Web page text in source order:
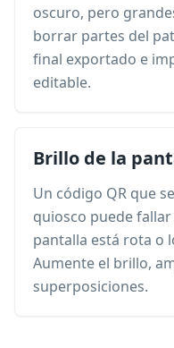
oscuro, pero
borrar partes del
final exportado e
editable.
Brillo de la
Un código QR que
quiosco puede
pantalla está rota o
Aumente el brillo,
superposiciones.